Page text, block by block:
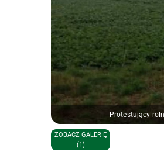
Protestujący
ZOBACZ GALERIĘ
(1)